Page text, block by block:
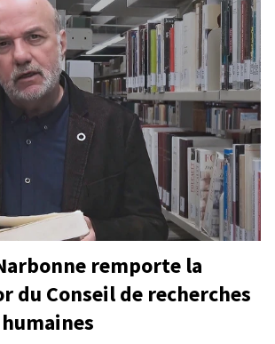
remporte la
du Conseil de recherches